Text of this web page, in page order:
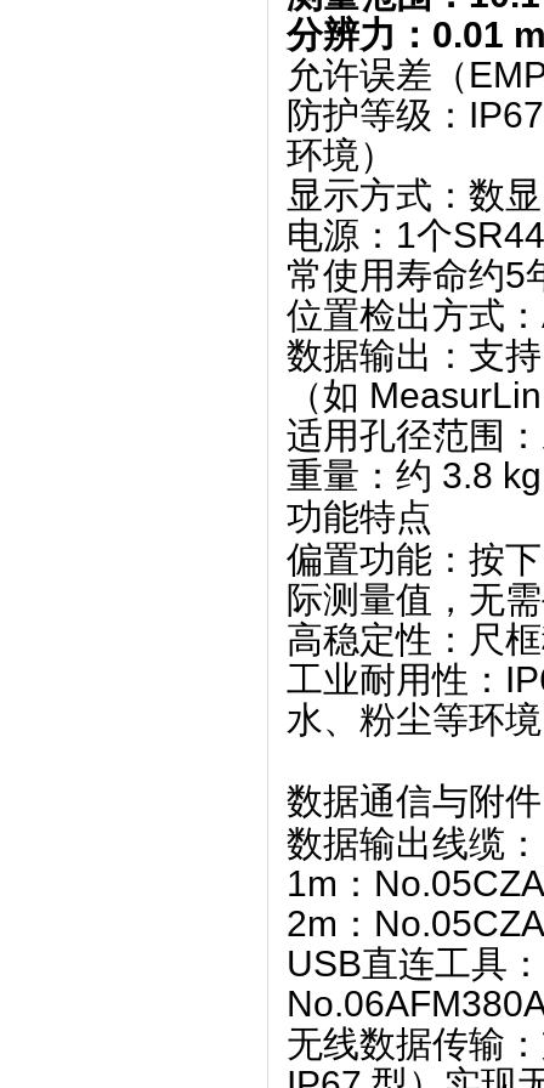
分辨力 ‌：‌ 0.01
允许误差（
防护等级 ‌：‌ IP67
环境）
显示方式 ‌：‌ 数
电源 ‌：‌ 1个
常使用寿命约5
位置检出方式 ‌：‌
数据输出 ‌：‌ 支持
（如
适用孔径范围 ‌：‌
重量 ‌：约 ‌ 3.8 kg
功能特点
偏置功能 ：按
际测量值，无
高稳定性 ：尺
工业耐用性 ：
水、粉尘等环
数据通信与附件
数据输出线缆 ‌：
1m：
2m：
USB直连工具
无线数据传输